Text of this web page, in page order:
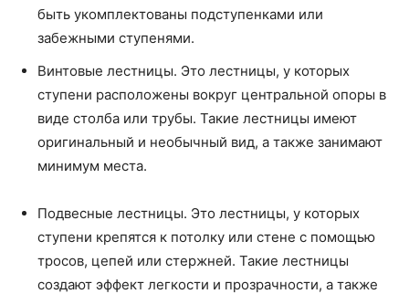
быть укомплектованы подступенками или
забежными ступенями.
Винтовые лестницы. Это лестницы, у которых
ступени расположены вокруг центральной опоры в
виде столба или трубы. Такие лестницы имеют
оригинальный и необычный вид, а также занимают
минимум места.
Подвесные лестницы. Это лестницы, у которых
ступени крепятся к потолку или стене с помощью
тросов, цепей или стержней. Такие лестницы
создают эффект легкости и прозрачности, а также